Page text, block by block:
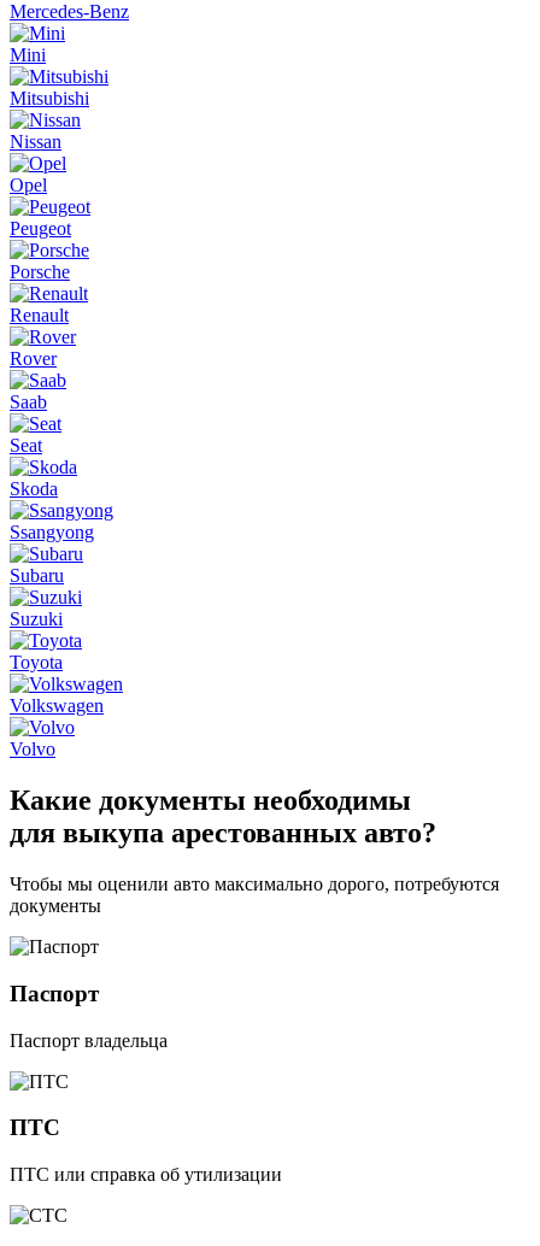
Mercedes-Benz
Mini
Mitsubishi
Nissan
Opel
Peugeot
Porsche
Renault
Rover
Saab
Seat
Skoda
Ssangyong
Subaru
Suzuki
Toyota
Volkswagen
Volvo
Какие документы необходимы
для выкупа арестованных авто?
Чтобы мы оценили авто максимально дорого, потребуются
документы
Паспорт
Паспорт владельца
ПТС
ПТС или справка об утилизации